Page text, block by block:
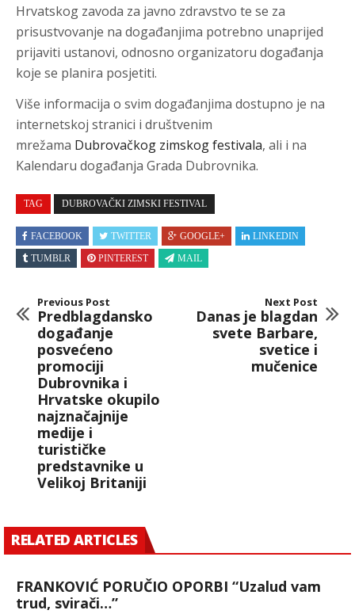
Hrvatskog zavoda za javno zdravstvo te se za
prisustvovanje na događanjima potrebno unaprijed
prijaviti ustanovi, odnosno organizatoru događanja
koje se planira posjetiti.
Više informacija o svim događanjima dostupno je na
internetskoj stranici i društvenim
mrežama Dubrovačkog zimskog festivala, ali i na
Kalendaru događanja Grada Dubrovnika.
TAG DUBROVAČKI ZIMSKI FESTIVAL
FACEBOOK TWITTER GOOGLE+
LINKEDIN
TUMBLR
PINTEREST MAIL
Previous Post
Predblagdansko
događanje
posvećeno
promociji
Dubrovnika i
Hrvatske okupilo
najznačajnije
medije i
turističke
predstavnike u
Velikoj Britaniji
Next Post
Danas je blagdan
svete Barbare,
svetice i
mučenice
RELATED ARTICLES
FRANKOVIĆ PORUČIO OPORBI “Uzalud vam
trud, svirači…”